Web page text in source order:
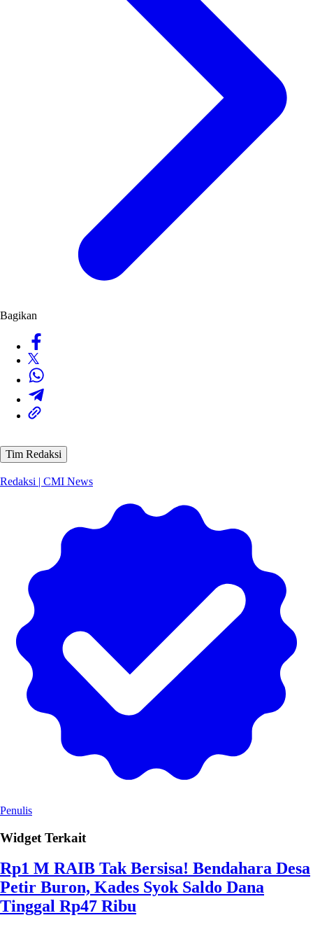
Bagikan
Tim Redaksi
Redaksi | CMI News
Penulis
Widget Terkait
Rp1 M RAIB Tak Bersisa! Bendahara Desa
Petir Buron, Kades Syok Saldo Dana
Tinggal Rp47 Ribu